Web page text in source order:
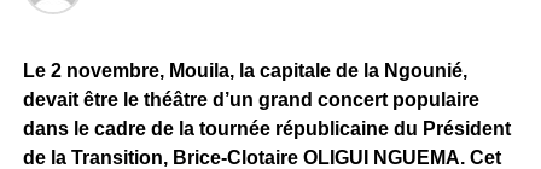
Le 2 novembre, Mouila, la capitale de la Ngounié,
devait être le théâtre d’un grand concert populaire
dans le cadre de la tournée républicaine du Président
de la Transition, Brice-Clotaire OLIGUI NGUEMA. Cet